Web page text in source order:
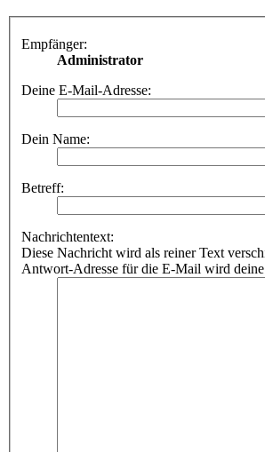
Empfänger:
Administrator
Deine E-Mail-Adresse:
Dein Name:
Betreff:
Nachrichtentext:
Diese Nachricht wird als reiner Text
Antwort-Adresse für die E-Mail wird